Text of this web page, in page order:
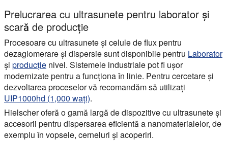
Prelucrarea cu ultrasunete pentru laborator și
scară de producție
Procesoare cu ultrasunete și celule de flux pentru
dezaglomerare și dispersie sunt disponibile pentru Laborator
și producție nivel. Sistemele industriale pot fi ușor
modernizate pentru a funcționa în linie. Pentru cercetare și
dezvoltarea proceselor vă recomandăm să utilizați
UIP1000hd (1,000 wați).
Hielscher oferă o gamă largă de dispozitive cu ultrasunete și
accesorii pentru dispersarea eficientă a nanomaterialelor, de
exemplu în vopsele, cerneluri și acoperiri.